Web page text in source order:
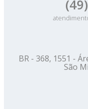
BR - 368, 1551 -
São